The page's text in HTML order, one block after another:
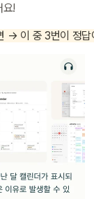
요!
→ 이 중 3번이 정답